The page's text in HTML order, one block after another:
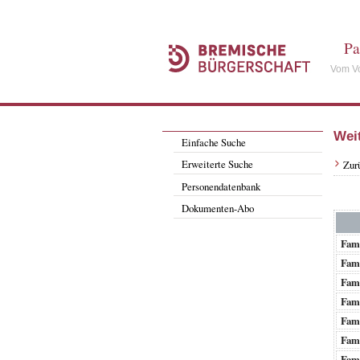
Vom
Einfache Suche
Erweiterte Suche
Personendatenbank
Dokumenten-Abo